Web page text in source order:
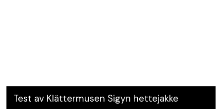
Test av Klättermusen Sigyn hettejakke